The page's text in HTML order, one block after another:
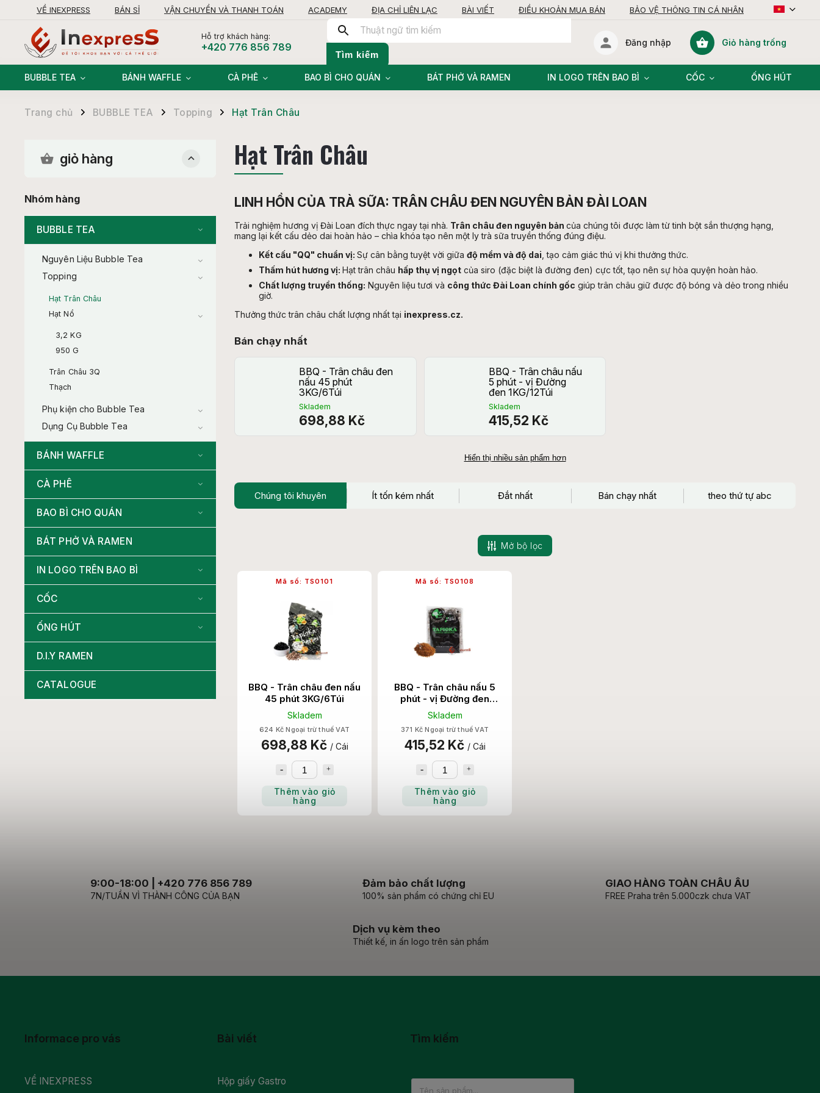
VỀ INEXPRESS BÁN SỈ VẬN CHUYỂN VÀ THANH TOÁN ACADEMY ĐỊA CHỈ LIÊN LẠC BÀI VIẾT ĐIỀU KHOẢN MUA BÁN
BẢO VỆ THÔNG TIN CÁ NHÂN
Hỗ trợ khách hàng:
+420 776 856 789
Tìm kiếm
giỏ
Giỏ hàng trống
Đăng nhập
BUBBLE TEA BÁNH WAFFLE CÀ PHÊ BAO BÌ CHO QUÁN BÁT PHỞ VÀ RAMEN IN LOGO TRÊN BAO BÌ CỐC ỐNG HÚT
Trang chủ / BUBBLE TEA / Topping / Hạt Trân Châu
giỏ hàng
Nhóm hàng
BUBBLE TEA
Nguyên Liệu Bubble Tea
Topping
Hạt Trân Châu
Hạt Nổ
3,2 KG
950 G
Trân Châu 3Q
Thạch
Phụ kiện cho Bubble Tea
Dụng Cụ Bubble Tea
BÁNH WAFFLE
CÀ PHÊ
BAO BÌ CHO QUÁN
BÁT PHỞ VÀ RAMEN
IN LOGO TRÊN BAO BÌ
CỐC
ỐNG HÚT
D.I.Y RAMEN
CATALOGUE
Hạt Trân Châu
LINH HỒN CỦA TRÀ SỮA: TRÂN CHÂU ĐEN NGUYÊN BẢN ĐÀI LOAN
Trải nghiệm hương vị Đài Loan đích thực ngay tại nhà. Trân châu đen nguyên bản của chúng tôi được làm từ tinh bột sắn thượng hạng,
mang lại kết cấu dẻo dai hoàn hảo – chìa khóa tạo nên một ly trà sữa truyền thống đúng điệu.
Kết cấu "QQ" chuẩn vị: Sự cân bằng tuyệt vời giữa độ mềm và độ dai, tạo cảm giác thú vị khi thưởng thức.
Thấm hút hương vị: Hạt trân châu hấp thụ vị ngọt của siro (đặc biệt là đường đen) cực tốt, tạo nên sự hòa quyện hoàn hảo.
Chất lượng truyền thống: Nguyên liệu tươi và công thức Đài Loan chính gốc giúp trân châu giữ được độ bóng và dẻo trong nhiều
giờ.
Thưởng thức trân châu chất lượng nhất tại inexpress.cz.
Bán chạy nhất
BBQ - Trân châu đen
nấu 45 phút
3KG/6Túi
Skladem
698,88 Kč
BBQ - Trân châu nấu
5 phút - vị Đường
đen 1KG/12Túi
Skladem
415,52 Kč
Hiển thị nhiều sản phẩm hơn
Chúng tôi khuyên Ít tốn kém nhất Đắt nhất Bán chạy nhất theo thứ tự abc
Mở bộ lọc
BBQ - Trân châu đen nấu
45 phút 3KG/6Túi
Skladem
624 Kč Ngoại trừ thuế VAT
698,88 Kč / Cái
Thêm vào giỏ
hàng
Mã số: TS0101
BBQ - Trân châu nấu 5
phút - vị Đường đen
1KG/12Túi
Skladem
371 Kč Ngoại trừ thuế VAT
415,52 Kč / Cái
Thêm vào giỏ
hàng
Mã số: TS0108
9:00-18:00 | +420 776 856 789
7N/TUẦN VÌ THÀNH CÔNG CỦA BẠN
Đảm bảo chất lượng
100% sản phẩm có chứng chỉ EU
GIAO HÀNG TOÀN CHÂU ÂU
FREE Praha trên 5.000czk chưa VAT
Dịch vụ kèm theo
Thiết kế, in ấn logo trên sản phẩm
Informace pro vás
VỀ INEXPRESS
Bài viết
Hộp giấy Gastro
Tìm kiếm